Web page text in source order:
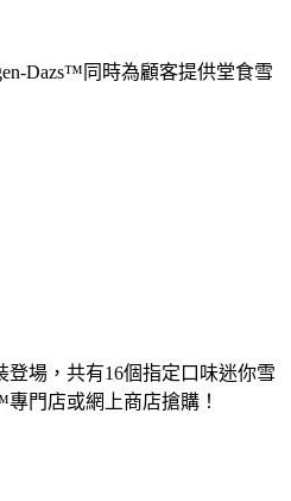
Dazs™同時為顧客提供堂食雪
場，共有16個指定口味迷你雪
門店或網上商店搶購！